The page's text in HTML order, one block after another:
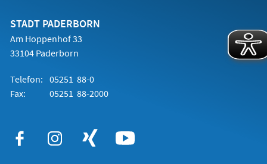
STADT PADERBORN
Am Hoppenhof 33
33104 Paderborn
Telefon: 05251 88-0
Fax:
05251 88-2000